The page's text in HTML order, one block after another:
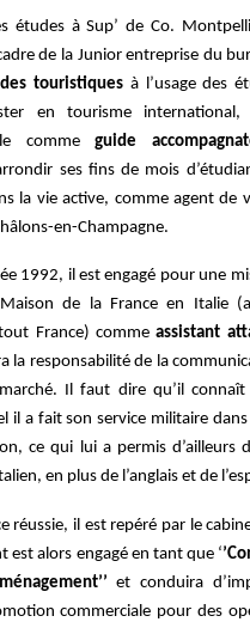
études à Sup’ de Co.
de la Junior entreprise du
touristiques à l’usage des
en tourisme international,
commeguide
ses fins de mois
la vie active, comme agent de
en-Champagne.
1992, il est engagé pour une
de la France en Italie
France) commeassistant
la responsabilité de la
Il faut dire qu’il connaît
il a fait son service militaire dans
ce qui lui a permis d’ailleurs
en plus de l’anglais et de
réussie, il est repéré par le
est alors engagé en tant que ‘
et conduira
commerciale pour des